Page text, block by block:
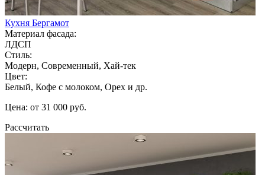
Кухня Бергамот
Материал фасада:
ЛДСП
Стиль:
Модерн, Современный, Хай-тек
Цвет:
Белый, Кофе с молоком, Орех и др.
Цена: от 31 000 руб.
Рассчитать